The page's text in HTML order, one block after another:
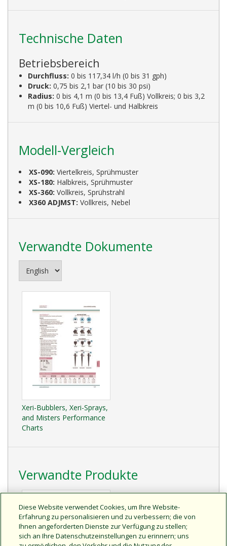
Technische Daten
Betriebsbereich
Durchfluss: 0 bis 117,34 l/h (0 bis 31 gph)
Druck:0,75 bis 2,1 bar (10 bis 30 psi)
Radius:0 bis 4,1 m (0 bis 13,4 Fuß) Vollkreis; 0 bis 3,2
m (0 bis 10,6 Fuß) Viertel- und Halbkreis
Modell-Vergleich
XS-090: Viertelkreis, Sprühmuster
XS-180: Halbkreis, Sprühmuster
XS-360: Vollkreis, Sprühstrahl
X360 ADJMST: Vollkreis, Nebel
Verwandte Dokumente
Xeri-Bubblers, Xeri-Sprays,
and Misters Performance
Charts
Verwandte Produkte
Diese Website verwendet Cookies, um Ihre Website-
Erfahrung zu personalisieren und zu verbessern; die von
Ihnen angeforderten Dienste zur Verfügung zu stellen;
sich an Ihre Datenschutzeinstellungen zu erinnern; uns